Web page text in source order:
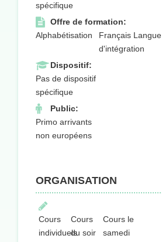
spécifique
Offre de formation:
Alphabétisation
Français Langue
d'intégration
Dispositif:
Pas de dispositif
spécifique
Public:
Primo arrivants
non européens
ORGANISATION
Cours
individuels
Cours
du soir
Cours le
samedi